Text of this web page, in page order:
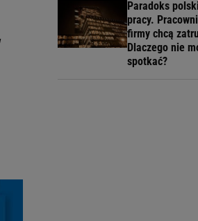
Paradoks
pracy.
firmy chcą
Dlaczego nie
spotkać?